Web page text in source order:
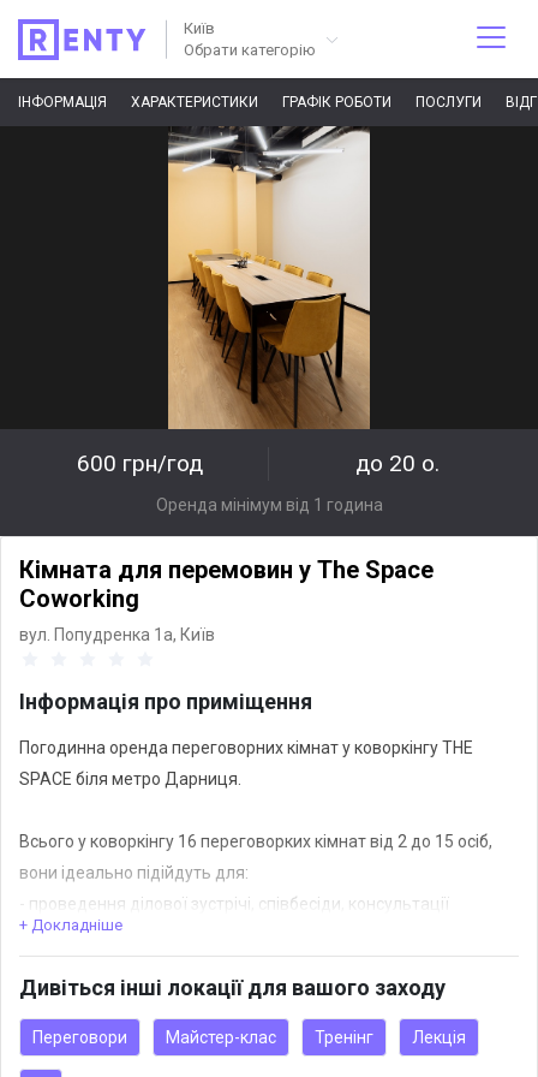
Київ
Обрати категорію
ІНФОРМАЦІЯ ХАРАКТЕРИСТИКИ ГРАФІК РОБОТИ ПОСЛУГИ
600 грн/год до 20 о.
Оренда мінімум від 1 година
Кімната для перемовин у The Space
Coworking
вул. Попудренка 1а, Київ
Інформація про приміщення
Погодинна оренда переговорних кімнат у коворкінгу THE
SPACE біля метро Дарниця.
Всього у коворкінгу 16 переговорких кімнат від 2 до 15 осіб,
вони ідеально підійдуть для:
- проведення ділової зустрічі, співбесіди, консультації
- майстер-класу, воркшопу, презентації
можна працювати наче у власному приватному офісі
У вартість входить:
+ Докладніше
Дивіться інші локації для вашого заходу
Переговори Майстер-клас Тренінг Лекція